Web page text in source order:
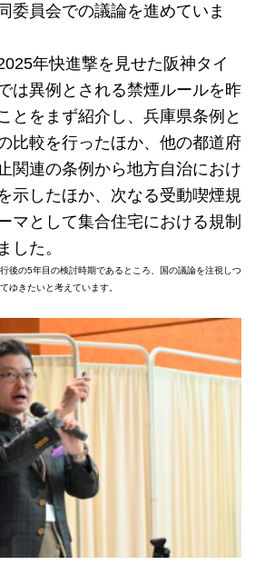
イバシーポリシー
委員会での議論を進めていま
年快進撃を見せた阪神タイ
は異例とされる禁煙ルールを昨
とをまず紹介し、兵庫県条例と
比較を行ったほか、他の都道府
関連の条例から地方自治におけ
示したほか、次なる受動喫煙規
マとして集合住宅における規制
した。
後の5年目の検討時期であるところ、国の議論を注視しつ
ゆきたいと考えています。